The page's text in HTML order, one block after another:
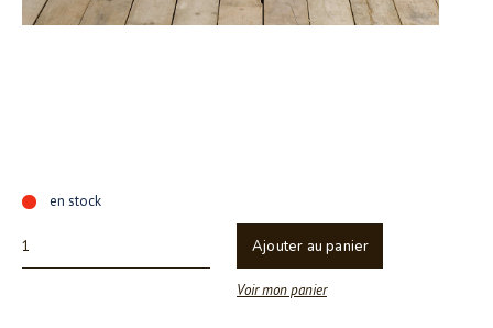
en stock
Ajouter au panier
Voir mon panier